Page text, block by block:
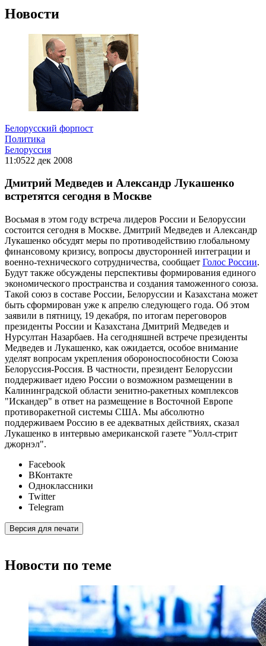
Новости
Белорусский форпост
Политика
Белоруссия
11:0522 дек 2008
Дмитрий Медведев и Александр Лукашенко
встретятся сегодня в Москве
Восьмая в этом году встреча лидеров России и Белоруссии
состоится сегодня в Москве. Дмитрий Медведев и Александр
Лукашенко обсудят меры по противодействию глобальному
финансовому кризису, вопросы двусторонней интеграции и
военно-технического сотрудничества, сообщает Голос России.
Будут также обсуждены перспективы формирования единого
экономического пространства и создания таможенного союза.
Такой союз в составе России, Белоруссии и Казахстана может
быть сформирован уже к апрелю следующего года. Об этом
заявили в пятницу, 19 декабря, по итогам переговоров
президенты России и Казахстана Дмитрий Медведев и
Нурсултан Назарбаев. На сегодняшней встрече президенты
Медведев и Лукашенко, как ожидается, особое внимание
уделят вопросам укрепления обороноспособности Союза
Белоруссия-Россия. В частности, президент Белоруссии
поддерживает идею России о возможном размещении в
Калининградской области зенитно-ракетных комплексов
"Искандер" в ответ на размещение в Восточной Европе
противоракетной системы США. Мы абсолютно
поддерживаем Россию в ее адекватных действиях, сказал
Лукашенко в интервью американской газете "Уолл-стрит
джорнэл".
Facebook
ВКонтакте
Одноклассники
Twitter
Telegram
Версия для печати
Новости по теме